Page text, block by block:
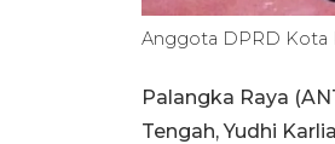
Anggota DPRD Kota
Palangka Raya
Tengah, Yudhi